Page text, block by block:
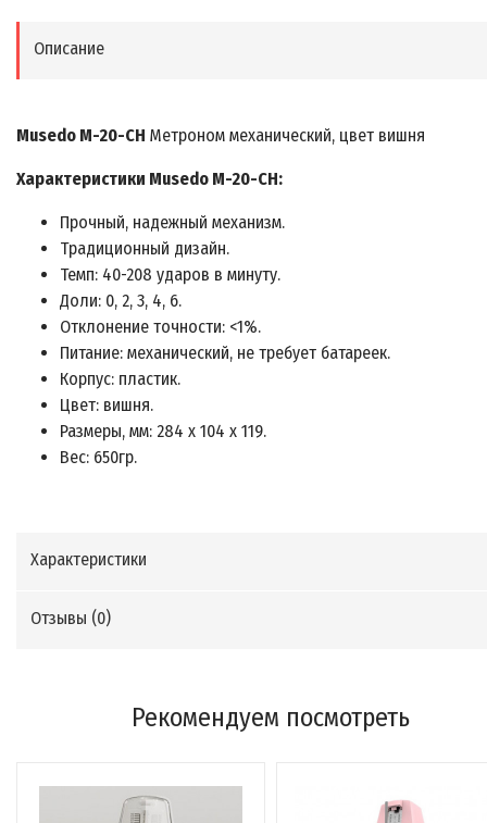
Описание
Musedo M-20-CH Метроном механический, цвет вишня
Характеристики Musedo M-20-CH:
Прочный, надежный механизм.
Традиционный дизайн.
Темп: 40-208 ударов в минуту.
Доли: 0, 2, 3, 4, 6.
Отклонение точности: <1%.
Питание: механический, не требует батареек.
Корпус: пластик.
Цвет: вишня.
Размеры, мм: 284 х 104 х 119.
Вес: 650гр.
Характеристики
Отзывы (0)
Рекомендуем посмотреть